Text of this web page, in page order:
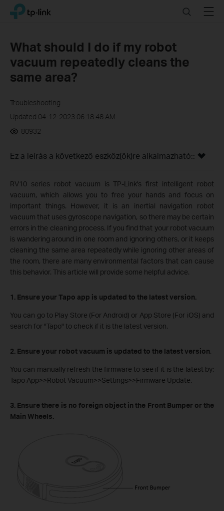
Click
navigation
TP-Link, Reliably Smart SearchMenu
What should I do if my robot
vacuum repeatedly cleans the
same area?
Troubleshooting
Updated 04-12-2023 06:18:48 AM
80932
Ez a leírás a következő eszköz(ök)re alkalmazható::
RV10 series robot vacuum is TP-Link's first intelligent robot
vacuum, which allows you to free your hands and focus on
important things. However, it is an inertial navigation robot
vacuum that uses gyroscope navigation, so there may be certain
errors in the cleaning process. If you find that your robot vacuum
is wandering around in one room and ignoring others, or it keeps
cleaning the same area repeatedly while ignoring other areas of
the room, there are many environmental factors that can cause
this behavior. This article will provide some helpful advice.
1. Ensure your Tapo app is updated to the latest version.
You can go to Play Store (For Android) or App Store (For iOS) and
search for "Tapo" to check if it is the latest version.
2. Ensure your robot vacuum is updated to the latest version.
You can manually refresh the firmware to see if it is the latest by:
Tapo App>>Robot Vacuum>>Settings>>Firmware Update.
3. Ensure there is no foreign object in the Front Bumper or the
Main Wheels.